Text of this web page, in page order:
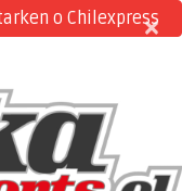
o Chilexpress
×
×